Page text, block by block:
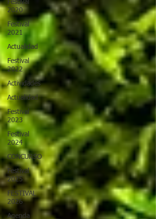
Festival
2020
Festival
2021
Actualidad
Festival
2022
Actividades
Actualidad
Festival
2023
Festival
2024
CONCURSO
Festival
2025
FESTIVAL
2026
Agenda